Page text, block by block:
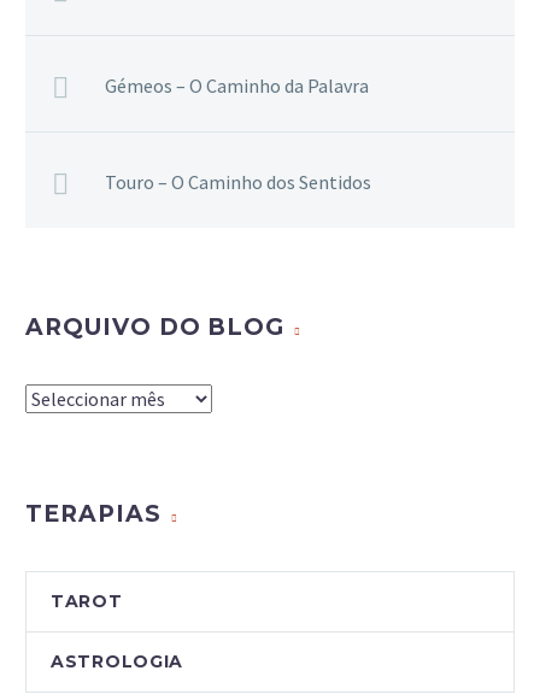
Gémeos – O Caminho da Palavra
Touro – O Caminho dos Sentidos
ARQUIVO DO BLOG
Arquivo
TERAPIAS
TAROT
ASTROLOGIA